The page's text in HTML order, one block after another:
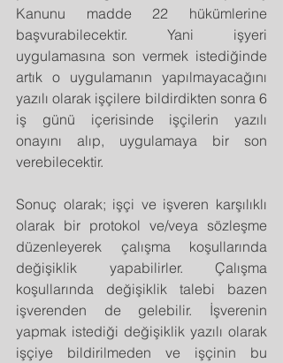
Kanunu madde 22 hükümlerine
başvurabilecektir. Yani işyeri
uygulamasına son vermek istediğinde
artık o uygulamanın yapılmayacağını
yazılı olarak işçilere bildirdikten sonra 6
iş günü içerisinde işçilerin yazılı
onayını alıp, uygulamaya bir son
verebilecektir.
Sonuç olarak; işçi ve işveren karşılıklı
olarak bir protokol ve/veya sözleşme
düzenleyerek çalışma koşullarında
değişiklik yapabilirler. Çalışma
koşullarında değişiklik talebi bazen
işverenden de gelebilir. İşverenin
yapmak istediği değişiklik yazılı olarak
işçiye bildirilmeden ve işçinin bu